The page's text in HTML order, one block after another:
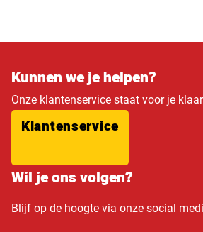
Kunnen we je helpen?
Onze klantenservice staat voor je
Klantenservice
Wil je ons volgen?
Blijf op de hoogte via onze social